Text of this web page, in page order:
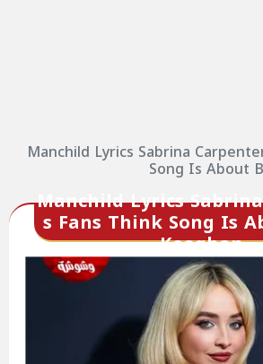
Manchild Lyrics Sabrina
Song Is About
Manchild Lyrics
s Fans Think Song Is
Keoghan